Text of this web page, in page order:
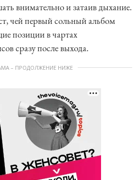
внимательно и затаив дыхание.
чей первый сольный альбом
позиции в чартах
сразу после выхода.
– ПРОДОЛЖЕНИЕ НИЖЕ